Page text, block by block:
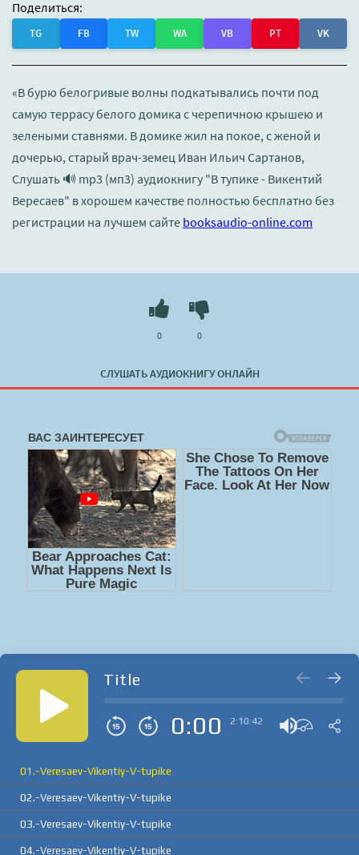
Поделиться:
TG FB TW WA VB PT VK
«В бурю белогривые волны подкатывались почти под
самую террасу белого домика с черепичною крышею и
зелеными ставнями. В домике жил на покое, с женой и
дочерью, старый врач-земец Иван Ильич Сартанов,
Слушать 🔊 mp3 (мп3) аудиокнигу "В тупике - Викентий
Вересаев" в хорошем качестве полностью бесплатно без
регистрации на лучшем сайте booksaudio-online.com
СЛУШАТЬ АУДИОКНИГУ ОНЛАЙН
0 0
Title
0:00 2:10:42
01.-Veresaev-Vikentiy-V-tupike
02.-Veresaev-Vikentiy-V-tupike
03.-Veresaev-Vikentiy-V-tupike
04.-Veresaev-Vikentiy-V-tupike